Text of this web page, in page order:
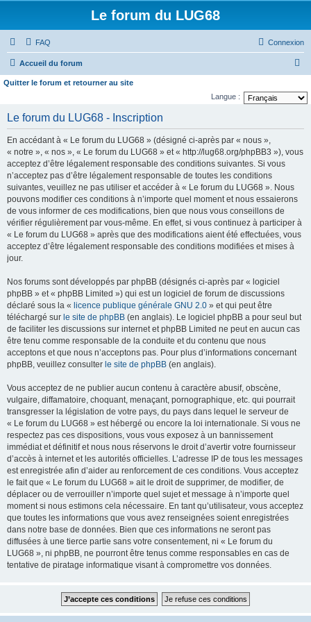
Le forum du LUG68
FAQ Connexion
Accueil du forum
c
e
Quitter le forum et retourner au site
Langue :
Le forum du LUG68 - Inscription
En accédant à « Le forum du LUG68 » (désigné ci-après par « nous »,
« notre », « nos », « Le forum du LUG68 » et « http://lug68.org/phpBB3 »), vous
acceptez d’être légalement responsable des conditions suivantes. Si vous
n’acceptez pas d’être légalement responsable de toutes les conditions
suivantes, veuillez ne pas utiliser et accéder à « Le forum du LUG68 ». Nous
pouvons modifier ces conditions à n’importe quel moment et nous essaierons
de vous informer de ces modifications, bien que nous vous conseillons de
vérifier régulièrement par vous-même. En effet, si vous continuez à participer à
« Le forum du LUG68 » après que des modifications aient été effectuées, vous
acceptez d’être légalement responsable des conditions modifiées et mises à
jour.
Nos forums sont développés par phpBB (désignés ci-après par « logiciel
phpBB » et « phpBB Limited ») qui est un logiciel de forum de discussions
déclaré sous la « licence publique générale GNU 2.0 » et qui peut être
téléchargé sur le site de phpBB (en anglais). Le logiciel phpBB a pour seul but
de faciliter les discussions sur internet et phpBB Limited ne peut en aucun cas
être tenu comme responsable de la conduite et du contenu que nous
acceptons et que nous n’acceptons pas. Pour plus d’informations concernant
phpBB, veuillez consulter le site de phpBB (en anglais).
Vous acceptez de ne publier aucun contenu à caractère abusif, obscène,
vulgaire, diffamatoire, choquant, menaçant, pornographique, etc. qui pourrait
transgresser la législation de votre pays, du pays dans lequel le serveur de
« Le forum du LUG68 » est hébergé ou encore la loi internationale. Si vous ne
respectez pas ces dispositions, vous vous exposez à un bannissement
immédiat et définitif et nous nous réservons le droit d’avertir votre fournisseur
d’accès à internet et les autorités officielles. L’adresse IP de tous les messages
est enregistrée afin d’aider au renforcement de ces conditions. Vous acceptez
le fait que « Le forum du LUG68 » ait le droit de supprimer, de modifier, de
déplacer ou de verrouiller n’importe quel sujet et message à n’importe quel
moment si nous estimons cela nécessaire. En tant qu’utilisateur, vous acceptez
que toutes les informations que vous avez renseignées soient enregistrées
dans notre base de données. Bien que ces informations ne seront pas
diffusées à une tierce partie sans votre consentement, ni « Le forum du
LUG68 », ni phpBB, ne pourront être tenus comme responsables en cas de
tentative de piratage informatique visant à compromettre vos données.